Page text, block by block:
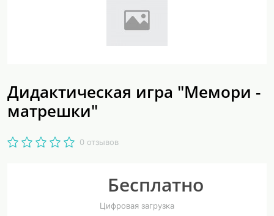
Дидактическая игра "Мемори -
матрешки"
0 отзывов
Бесплатно
Цифровая загрузка